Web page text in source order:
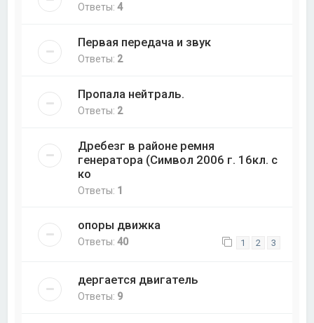
Ответы:4
Первая передача и звук
Ответы: 2
Пропала нейтраль.
Ответы: 2
Дребезг в районе ремня
генератора (Символ 2006 г. 16кл. с
ко
Ответы: 1
опоры движка
Ответы:40 1 2 3
дергается двигатель
Ответы: 9